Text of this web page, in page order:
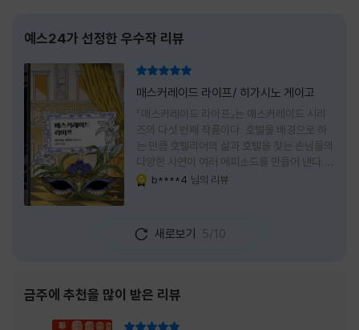
예스24가 선정한 우수작 리뷰
매스커레이드 라이프/ 히가시노 게이고
『매스커레이드 라이프』는 매스커레이드 시리
즈의 다섯 번째 작품이다. 호텔을 배경으로 하
는 만큼 호텔리어의 삶과 호텔을 찾는 손님들의
다양한 사연이 여러 에피소드를 만들어 낸다.
주인공은 호텔리어로서의 완벽함을 꿈꾸는 야
는 과정에서 나오미가 다치게 되자, 고스케는
모든 책임을 지고 형사직에서 물러난다. 하지만
을 받게 된다. 그렇게 끝난 4권 이후, 나는 5권
이 출간되기만을 기다렸다. 형사가 아닌 호텔리
어가 된 닛타 고스케의 모습이 무척 궁금했기
b****4 님의 리뷰
새로보기 5/10
금주에 추천을 많이 받은 리뷰